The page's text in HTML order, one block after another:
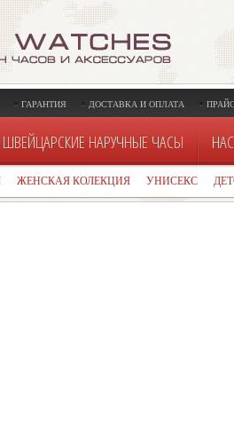
ГАРАНТИЯ ДОСТАВКА И ОПЛАТА
ШВЕЙЦАРСКИЕ НАРУЧНЫЕ ЧАСЫ
ЖЕНСКАЯ КОЛЕКЦИЯ УНИСЕКС